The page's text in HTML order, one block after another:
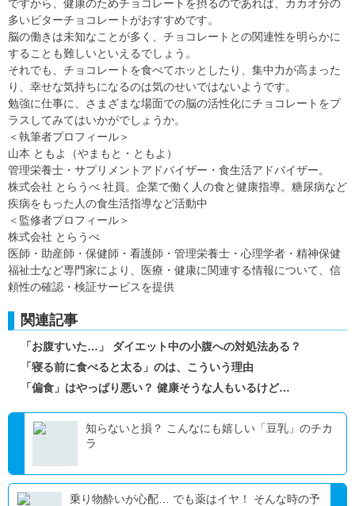
ですから、健康のためチョコレートを摂るのであれば、カカオ分の
多いビターチョコレートがおすすめです。
脳の働きは未知なことが多く、チョコレートとの関連性を明らかに
することも難しいといえるでしょう。
それでも、チョコレートを食べてホッとしたり、集中力が高まった
り、幸せな気持ちになるのは気のせいではないようです。
勉強に仕事に、さまざまな場面での脳の活性化にチョコレートをプ
ラスしてみてはいかがでしょうか。
＜執筆者プロフィール＞
山本 ともよ（やまもと・ともよ）
管理栄養士・サプリメントアドバイザー・食生活アドバイザー。
株式会社 とらうべ 社員。企業で働く人の食と健康指導。糖尿病など
疾病をもった人の食生活指導など活動中
＜監修者プロフィール＞
株式会社 とらうべ
医師・助産師・保健師・看護師・管理栄養士・心理学者・精神保健
福祉士など専門家により、医療・健康に関連する情報について、信
頼性の確認・検証サービスを提供
関連記事
「お腹すいた…」 ダイエット中の小腹への対処法ある？
「寝る前に食べると太る」のは、こういう理由
「偏食」はやっぱり悪い？ 健康そうな人もいるけど…
知らないと損？ こんなにも嬉しい「豆乳」のチカ
ラ
乗り物酔いが心配… でも薬はイヤ！ そんな時の予